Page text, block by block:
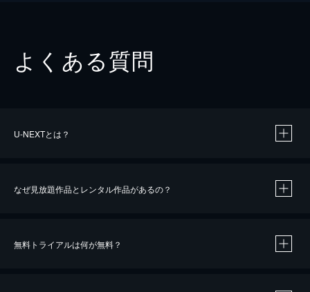
よくある質問
U-NEXTとは？
なぜ見放題作品とレンタル作品があるの？
無料トライアルは何が無料？